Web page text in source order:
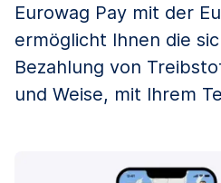
Eurowag Pay mit der
ermöglicht Ihnen die
Bezahlung von
und Weise, mit Ihrem